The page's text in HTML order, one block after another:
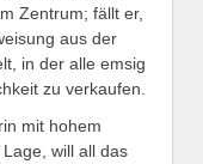
Zentrum; fällt er,
aus der
in der alle emsig
zu verkaufen.
mit hohem
will all das